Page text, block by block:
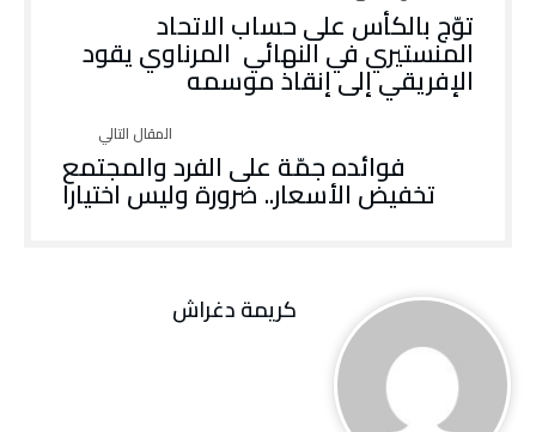
‬الإفريقي‭ ‬إلى‭ ‬إنقاذ‭ ‬موسمه
فوائده جمّة على الفرد والمجتمع
تخفيض الأسعار.. ضرورة وليس اختيارا
كريمة‭ ‬دغراش